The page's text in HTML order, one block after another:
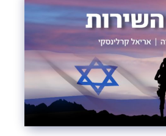
Israel-China Relations